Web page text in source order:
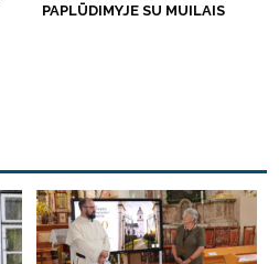
PAPLŪDIMYJE SU MUILAIS